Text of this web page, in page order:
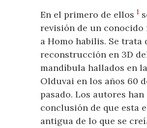
En el primero de ellos1
revisión de un conocido
a Homo habilis. Se trata
reconstrucción en 3D
mandíbula hallados en
Olduvai en los años 60
pasado. Los autores
conclusión de que esta
antigua de lo que se